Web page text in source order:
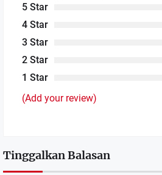
5 Star
4 Star
3 Star
2 Star
1 Star
(Add your review)
Tinggalkan Balasan